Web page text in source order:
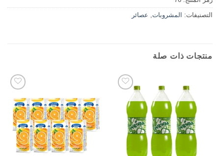
التصنيفات: المشروبات عصائر
منتجات ذات صلة